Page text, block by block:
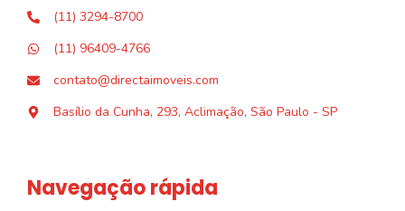
(11) 3294-8700
(11) 96409-4766
contato@directaimoveis.com
Basílio da Cunha, 293, Aclimação, São Paulo - SP
Navegação rápida